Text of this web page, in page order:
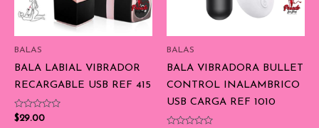
BALAS
BALA LABIAL VIBRADOR
RECARGABLE USB REF 415
Valorado
$29.00
BALAS
BALA VIBRADORA BULLET
CONTROL INALAMBRICO
USB CARGA REF 1010